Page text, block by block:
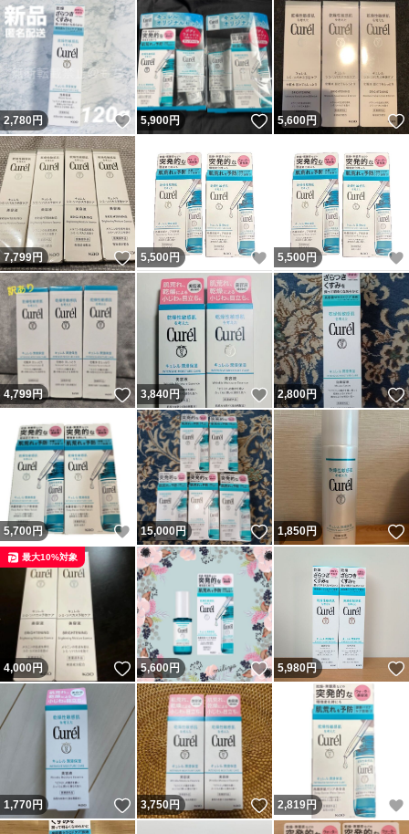
2,780円 いいね！
5,900円 いいね！
5,600円
7,799円 いいね！
5,500円 いいね！
5,500円
4,799円 いいね！
3,840 円 いいね！
2,800円
5,700円 いいね！
15,000円 いいね！
1,850円
4,000円 いいね！
最大10%対象
5,600円 いいね！
5,980円
1,770円 いいね！
3,750円 いいね！
2,819円